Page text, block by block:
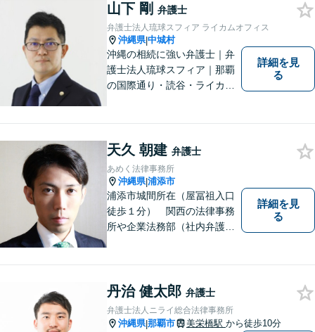
らではの習慣」を熟知した弁
護士が多数在籍。
山下 剛 弁護士
弁護士法人琉球スフィア ライカムオフィス
沖縄県|中城村
沖縄の相続に強い弁護士｜弁
護士法人琉球スフィア｜那覇
の国際通り・読谷・ライカム
はなく、一社会人として相談
者の心に寄り添っていける弁
護士でありたいと思っていま
す。
詳細を見
る
天久 朝建 弁護士
あめく法律事務所
沖縄県|浦添市
浦添市城間所在（屋冨祖入口
徒歩１分） 関西の法律事務
所や企業法務部（社内弁護士
詳細を見
る
丹治 健太郎 弁護士
弁護士法人ニライ総合法律事務所
沖縄県|那覇市 美栄橋駅 から徒歩10分